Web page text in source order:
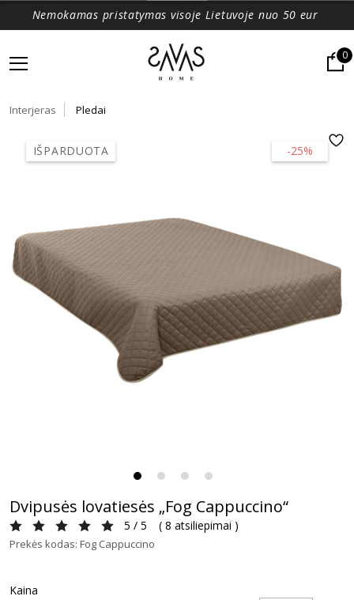
Nemokamas pristatymas visoje Lietuvoje nuo 50 eur
0
Interjeras Pledai
-25%
IŠPARDUOTA
Dvipusės lovatiesės „Fog Cappuccino“
5 / 5 ( 8 atsiliepimai )
Prekės kodas: Fog Cappuccino
Kaina